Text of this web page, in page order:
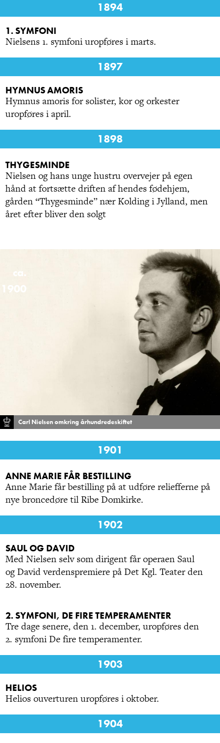
1894
1. SYMFONI
Nielsens 1. symfoni uropføres i marts.
1897
HYMNUS AMORIS
Hymnus amoris for solister, kor og orkester
uropføres i april.
1898
THYGESMINDE
Nielsen og hans unge hustru overvejer på egen
hånd at fortsætte driften af hendes fødehjem,
gården “Thygesminde” nær Kolding i Jylland, men
året efter bliver den solgt
ca.
1900
Carl Nielsen omkring århundredeskiftet
1901
ANNE MARIE FÅR BESTILLING
Anne Marie får bestilling på at udføre reliefferne på
nye broncedøre til Ribe Domkirke.
1902
SAUL OG DAVID
Med Nielsen selv som dirigent får operaen Saul
og David verdenspremiere på Det Kgl. Teater den
28. november.
2. SYMFONI, DE FIRE TEMPERAMENTER
Tre dage senere, den 1. december, uropføres den
2. symfoni De fire temperamenter.
1903
HELIOS
Helios ouverturen uropføres i oktober.
1904